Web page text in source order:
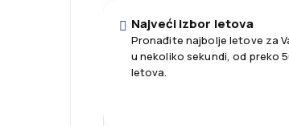
Najveći izbor letova
Pronađite najbolje letove za
u nekoliko sekundi, od preko
letova.